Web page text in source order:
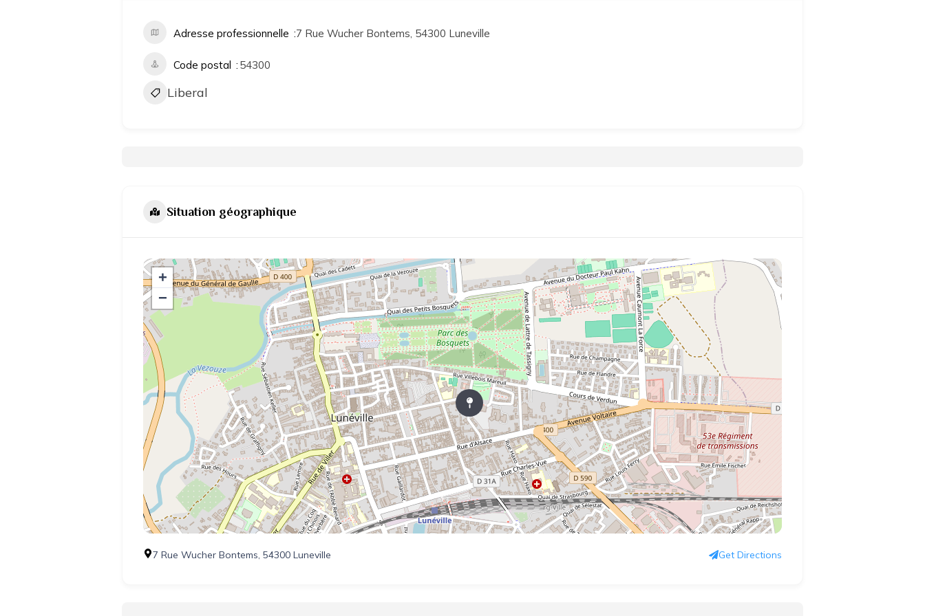
Adresse professionnelle 7 Rue Wucher Bontems, 54300 Luneville
Code postal 54300
Liberal
Situation géographique
+
−
7 Rue Wucher Bontems, 54300 Luneville Get Directions